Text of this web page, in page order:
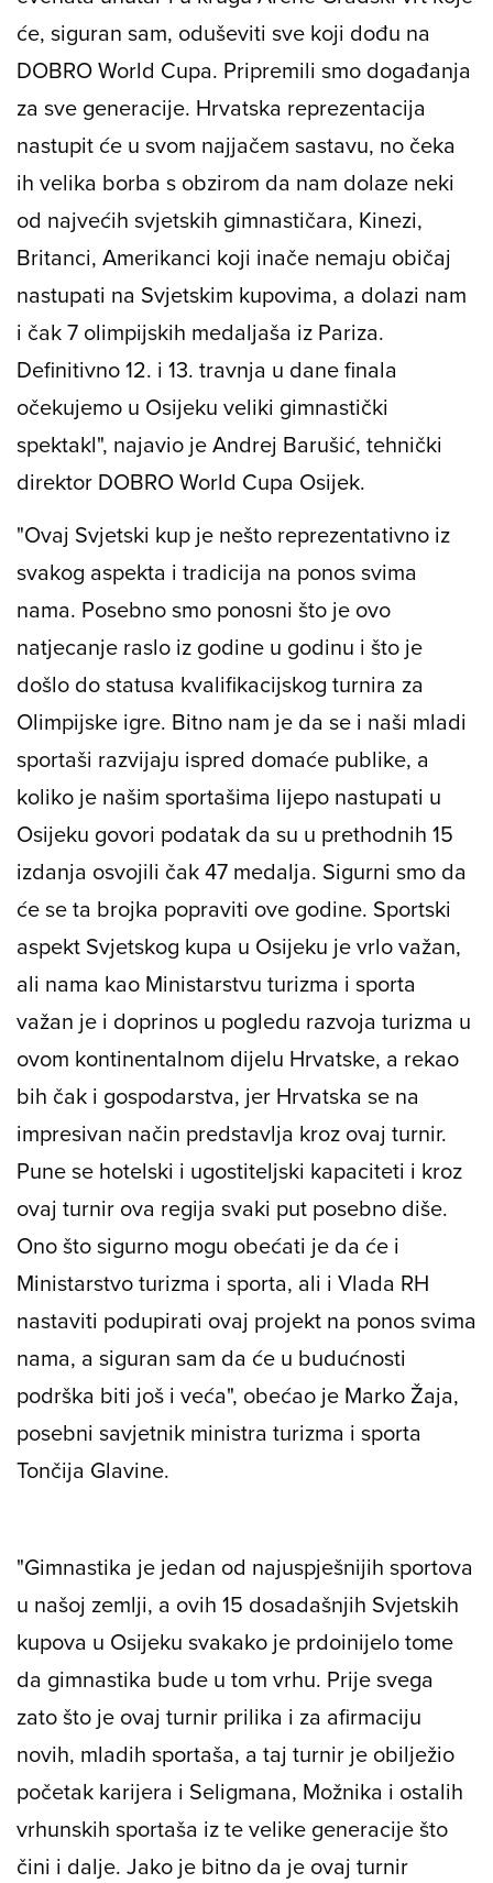
će, siguran sam, oduševiti sve koji dođu na
DOBRO World Cupa. Pripremili smo događanja
za sve generacije. Hrvatska reprezentacija
nastupit će u svom najjačem sastavu, no čeka
ih velika borba s obzirom da nam dolaze neki
od najvećih svjetskih gimnastičara, Kinezi,
Britanci, Amerikanci koji inače nemaju običaj
nastupati na Svjetskim kupovima, a dolazi nam
i čak 7 olimpijskih medaljaša iz Pariza.
Definitivno 12. i 13. travnja u dane finala
očekujemo u Osijeku veliki gimnastički
spektakl", najavio je Andrej Barušić, tehnički
direktor DOBRO World Cupa Osijek.
"Ovaj Svjetski kup je nešto reprezentativno iz
svakog aspekta i tradicija na ponos svima
nama. Posebno smo ponosni što je ovo
natjecanje raslo iz godine u godinu i što je
došlo do statusa kvalifikacijskog turnira za
Olimpijske igre. Bitno nam je da se i naši mladi
sportaši razvijaju ispred domaće publike, a
koliko je našim sportašima lijepo nastupati u
Osijeku govori podatak da su u prethodnih 15
izdanja osvojili čak 47 medalja. Sigurni smo da
će se ta brojka popraviti ove godine. Sportski
aspekt Svjetskog kupa u Osijeku je vrlo važan,
ali nama kao Ministarstvu turizma i sporta
važan je i doprinos u pogledu razvoja turizma u
ovom kontinentalnom dijelu Hrvatske, a rekao
bih čak i gospodarstva, jer Hrvatska se na
impresivan način predstavlja kroz ovaj turnir.
Pune se hotelski i ugostiteljski kapaciteti i kroz
ovaj turnir ova regija svaki put posebno diše.
Ono što sigurno mogu obećati je da će i
Ministarstvo turizma i sporta, ali i Vlada RH
nastaviti podupirati ovaj projekt na ponos svima
nama, a siguran sam da će u budućnosti
podrška biti još i veća", obećao je Marko Žaja,
posebni savjetnik ministra turizma i sporta
Tončija Glavine.
"Gimnastika je jedan od najuspješnijih sportova
u našoj zemlji, a ovih 15 dosadašnjih Svjetskih
kupova u Osijeku svakako je prdoinijelo tome
da gimnastika bude u tom vrhu. Prije svega
zato što je ovaj turnir prilika i za afirmaciju
novih, mladih sportaša, a taj turnir je obilježio
početak karijera i Seligmana, Možnika i ostalih
vrhunskih sportaša iz te velike generacije što
čini i dalje. Jako je bitno da je ovaj turnir